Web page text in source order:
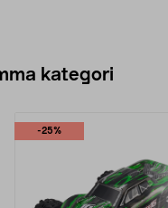
kategori
-25%